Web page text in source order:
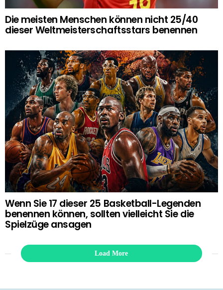
Die meisten Menschen können nicht 25/40
dieser Weltmeisterschaftsstars benennen
Wenn Sie 17 dieser 25 Basketball-Legenden
benennen können, sollten vielleicht Sie die
Spielzüge ansagen
Load More